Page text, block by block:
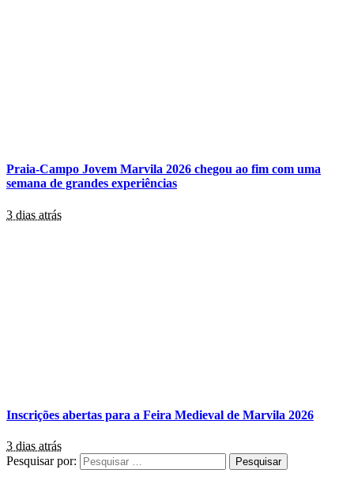
Praia-Campo Jovem Marvila 2026 chegou ao fim com uma
semana de grandes experiências
3 dias atrás
Inscrições abertas para a Feira Medieval de Marvila 2026
3 dias atrás
Pesquisar por: